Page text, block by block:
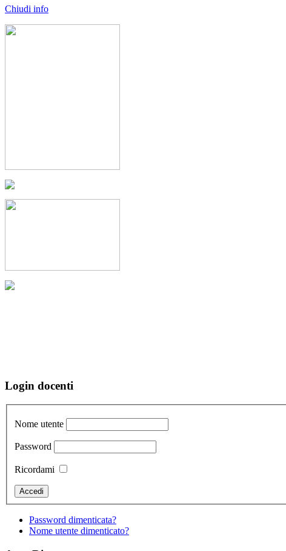
Chiudi info
Login docenti
Nome utente
Password
Ricordami
Password dimenticata?
Nome utente dimenticato?